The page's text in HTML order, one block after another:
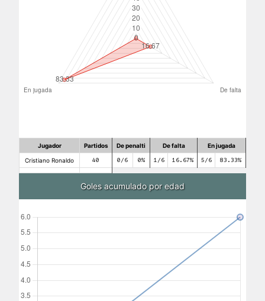
Jugador Partidos De penalti De falta En jugada
Cristiano Ronaldo 40 0/6 0% 1/6 16.67% 5/6 83.33%
Goles acumulado por edad